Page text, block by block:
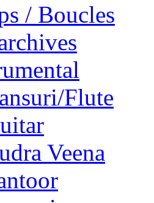
/ Boucles
Flute
Veena